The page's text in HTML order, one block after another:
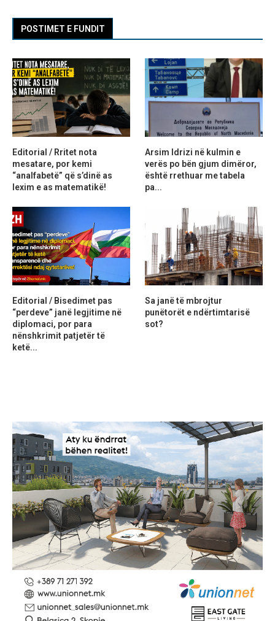
POSTIMET E FUNDIT
Editorial / Rritet nota
mesatare, por kemi
“analfabetë” që s’dinë as
lexim e as matematikë!
Arsim Idrizi në kulmin e
verës po bën gjum dimëror,
është rrethuar me tabela
pa...
Editorial / Bisedimet pas
“perdeve” janë legjitime në
diplomaci, por para
nënshkrimit patjetër të
ketë...
Sa janë të mbrojtur
punëtorët e ndërtimtarisë
sot?